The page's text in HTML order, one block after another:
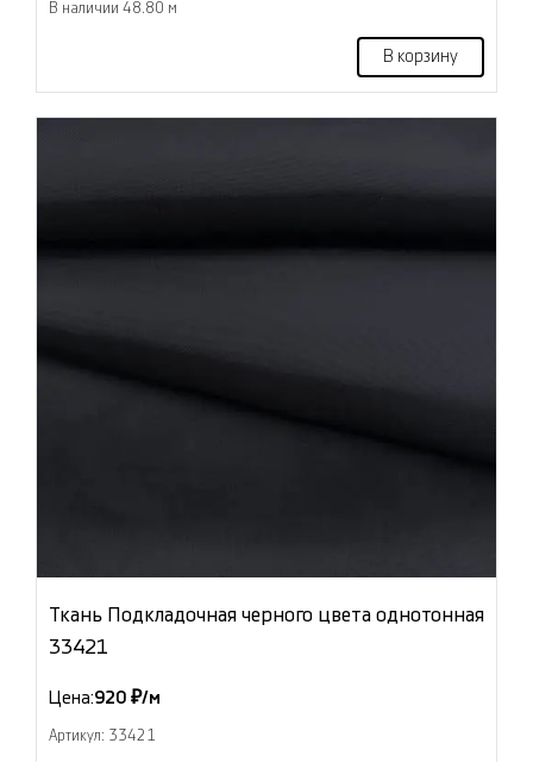
В наличии 48.80 м
В корзину
Ткань Подкладочная черного цвета однотонная
33421
Цена:920 ₽/м
Артикул: 33421